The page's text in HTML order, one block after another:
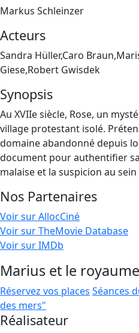
Markus Schleinzer
Acteurs
Sandra Hüller,Caro
Giese,Robert Gwisdek
Synopsis
Au XVIIe siècle, Rose, un
village protestant isolé.
domaine abandonné depuis
document pour authentifier
malaise et la suspicion au
Nos Partenaires
Voir sur AllocCiné
Voir sur TheMovie Database
Voir sur IMDb
Marius et le
Réservez vos places Séances
des mers"
Réalisateur